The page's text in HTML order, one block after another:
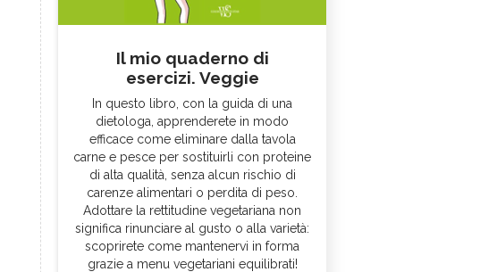
Il mio quaderno di
esercizi. Veggie
In questo libro, con la guida di una
dietologa, apprenderete in modo
efficace come eliminare dalla tavola
carne e pesce per sostituirli con proteine
di alta qualità, senza alcun rischio di
carenze alimentari o perdita di peso.
Adottare la rettitudine vegetariana non
significa rinunciare al gusto o alla varietà:
scoprirete come mantenervi in forma
grazie a menu vegetariani equilibrati!